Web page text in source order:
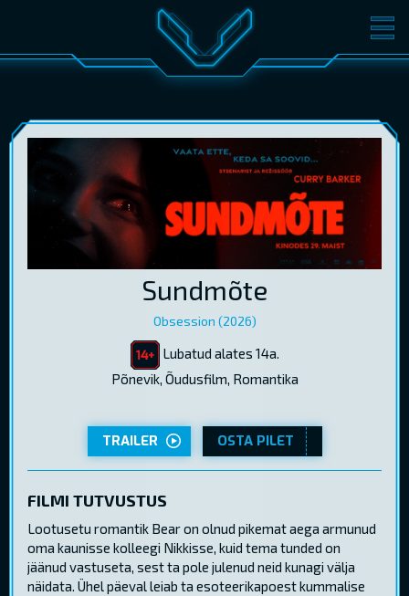
FILMID PILETID
KONVERENTS V-KLUBI
KINKEKAARDID
Sundmõte
Obsession (2026)
Lubatud alates 14a.
Põnevik, Õudusfilm, Romantika
TRAILER OSTA PILET
FILMI TUTVUSTUS
Lootusetu romantik Bear on olnud pikemat aega armunud
oma kaunisse kolleegi Nikkisse, kuid tema tunded on
jäänud vastuseta, sest ta pole julenud neid kunagi välja
näidata. Ühel päeval leiab ta esoteerikapoest kummalise